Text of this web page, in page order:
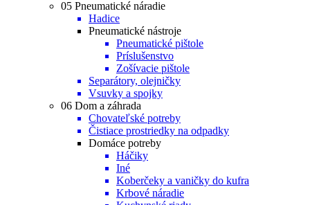
05 Pneumatické náradie
Hadice
Pneumatické nástroje
Pneumatické pištole
Príslušenstvo
Zošívacie pištole
Separátory, olejničky
Vsuvky a spojky
06 Dom a záhrada
Chovateľské potreby
Čistiace prostriedky na odpadky
Domáce potreby
Háčiky
Iné
Koberčeky a vaničky do kufra
Krbové náradie